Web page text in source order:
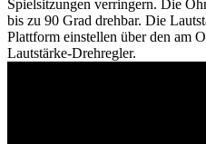
Spielsitzungen verringern. Die
bis zu 90 Grad drehbar. Die
Plattform einstellen über den am
Lautstärke-Drehregler.